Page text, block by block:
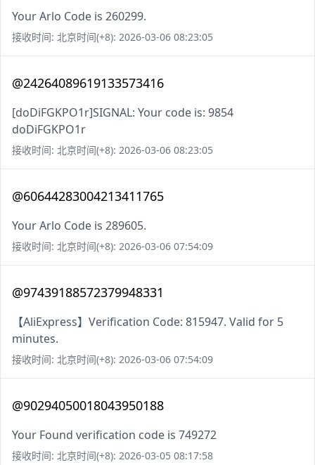
Your Arlo Code is 260299.
接收时间: 北京时间(+8): 2026-03-06 08:23:05
@24264089619133573416
[doDiFGKPO1r]SIGNAL: Your code is: 9854
doDiFGKPO1r
接收时间: 北京时间(+8): 2026-03-06 08:23:05
@60644283004213411765
Your Arlo Code is 289605.
接收时间: 北京时间(+8): 2026-03-06 07:54:09
@97439188572379948331
【AliExpress】Verification Code: 815947. Valid for 5
minutes.
接收时间: 北京时间(+8): 2026-03-06 07:54:09
@90294050018043950188
Your Found verification code is 749272
接收时间: 北京时间(+8): 2026-03-05 08:17:58